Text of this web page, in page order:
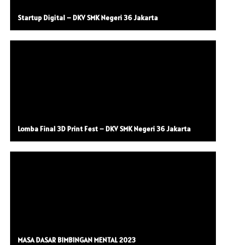
Startup Digital – DKV SMK Negeri 36 Jakarta
Lomba Final 3D Print Fest – DKV SMK Negeri 36 Jakarta
MASA DASAR BIMBINGAN MENTAL 2023